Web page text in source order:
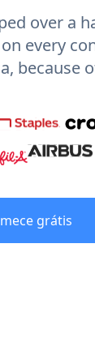
over a
every
because
grátis